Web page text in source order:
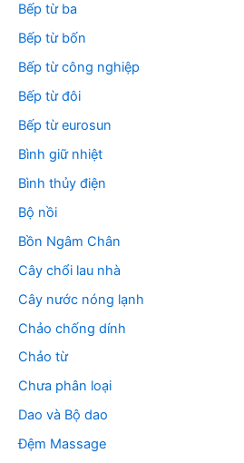
Bếp từ ba
Bếp từ bốn
Bếp từ công nghiệp
Bếp từ đôi
Bếp từ eurosun
Bình giữ nhiệt
Bình thủy điện
Bộ nồi
Bồn Ngâm Chân
Cây chổi lau nhà
Cây nước nóng lạnh
Chảo chống dính
Chảo từ
Chưa phân loại
Dao và Bộ dao
Đệm Massage